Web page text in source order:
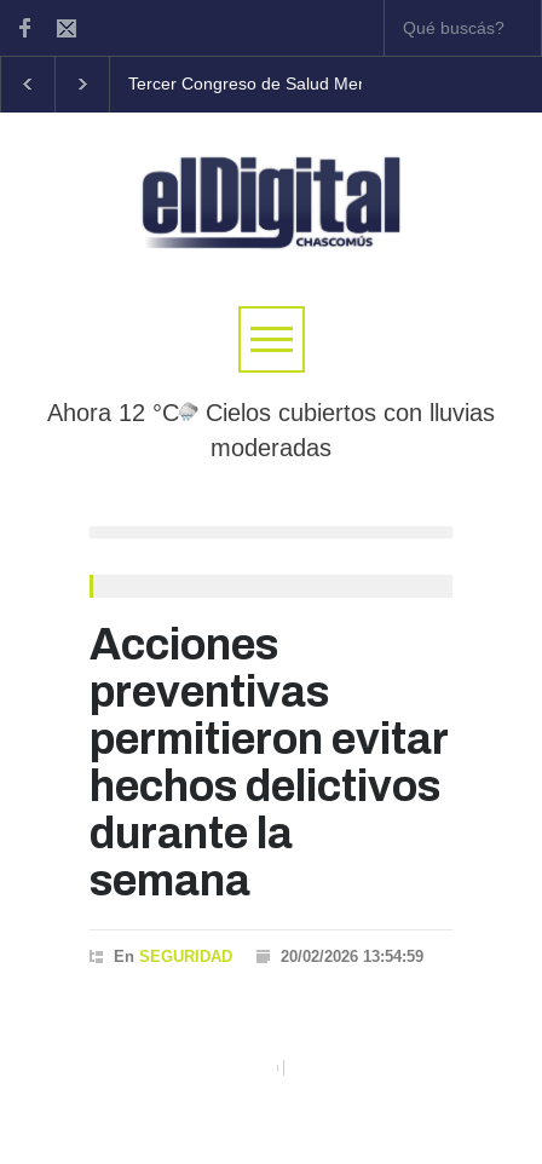
Tercer Congreso de Salud Mental Comunitaria en
Ahora 12 °C
Cielos cubiertos con lluvias
moderadas
Acciones
preventivas
permitieron evitar
hechos delictivos
durante la
semana
En SEGURIDAD 20/02/2026 13:54:59